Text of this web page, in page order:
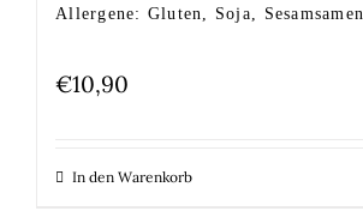
Allergene: Gluten, Soja, Sesamsamen
€10,90
In den Warenkorb